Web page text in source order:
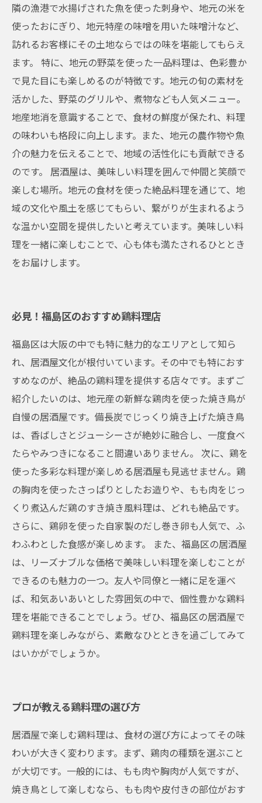
隣の漁港で水揚げされた魚を使った刺身や、地元の米を
使ったおにぎり、地元特産の味噌を用いた味噌汁など、
訪れるお客様にその土地ならではの味を堪能してもらえ
ます。 特に、地元の野菜を使った一品料理は、色彩豊か
で見た目にも楽しめるのが特徴です。地元の旬の素材を
活かした、野菜のグリルや、煮物なども人気メニュー。
地産地消を意識することで、食材の鮮度が保たれ、料理
の味わいも格段に向上します。また、地元の農作物や魚
介の魅力を伝えることで、地域の活性化にも貢献できる
のです。 居酒屋は、美味しい料理を囲んで仲間と笑顔で
楽しむ場所。地元の食材を使った絶品料理を通じて、地
域の文化や風土を感じてもらい、繋がりが生まれるよう
な温かい空間を提供したいと考えています。美味しい料
理を一緒に楽しむことで、心も体も満たされるひととき
をお届けします。
必見！福島区のおすすめ鶏料理店
福島区は大阪の中でも特に魅力的なエリアとして知ら
れ、居酒屋文化が根付いています。その中でも特におす
すめなのが、絶品の鶏料理を提供する店々です。まずご
紹介したいのは、地元産の新鮮な鶏肉を使った焼き鳥が
自慢の居酒屋です。備長炭でじっくり焼き上げた焼き鳥
は、香ばしさとジューシーさが絶妙に融合し、一度食べ
たらやみつきになること間違いありません。 次に、鶏を
使った多彩な料理が楽しめる居酒屋も見逃せません。鶏
の胸肉を使ったさっぱりとしたお造りや、もも肉をじっ
くり煮込んだ鶏のすき焼き風料理は、どれも絶品です。
さらに、鶏卵を使った自家製のだし巻き卵も人気で、ふ
わふわとした食感が楽しめます。 また、福島区の居酒屋
は、リーズナブルな価格で美味しい料理を楽しむことが
できるのも魅力の一つ。友人や同僚と一緒に足を運べ
ば、和気あいあいとした雰囲気の中で、個性豊かな鶏料
理を堪能できることでしょう。ぜひ、福島区の居酒屋で
鶏料理を楽しみながら、素敵なひとときを過ごしてみて
はいかがでしょうか。
プロが教える鶏料理の選び方
居酒屋で楽しむ鶏料理は、食材の選び方によってその味
わいが大きく変わります。まず、鶏肉の種類を選ぶこと
が大切です。一般的には、もも肉や胸肉が人気ですが、
焼き鳥として楽しむなら、もも肉や皮付きの部位がおす